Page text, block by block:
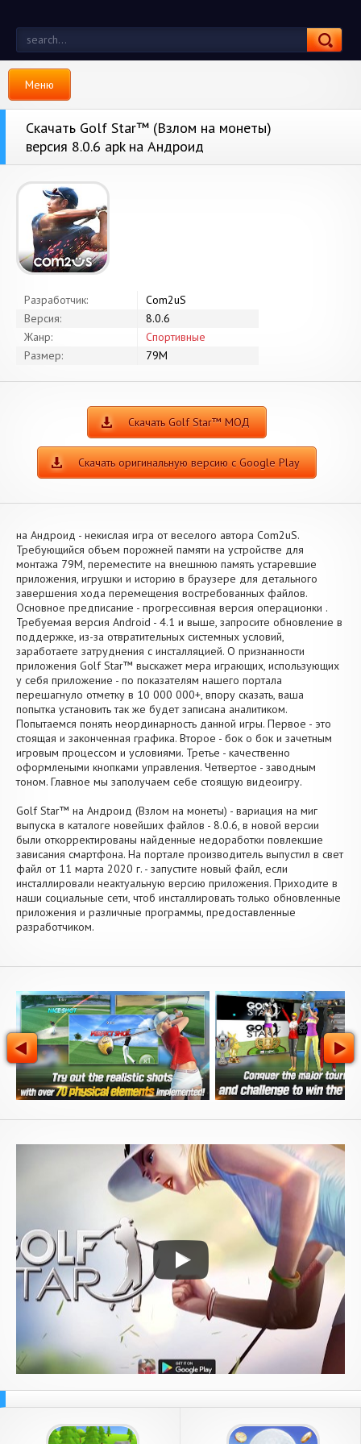
Меню
Скачать Golf Star™ (Взлом на монеты)
версия 8.0.6 apk на Андроид
Разработчик:
Com2uS
Версия:
8.0.6
Жанр:
Спортивные
Размер:
79M
Скачать Golf Star™ МОД
Скачать оригинальную версию с Google Play
на Андроид - некислая игра от веселого автора Com2uS.
Требующийся объем порожней памяти на устройстве для
монтажа 79M, переместите на внешнюю память устаревшие
приложения, игрушки и историю в браузере для детального
завершения хода перемещения востребованных файлов.
Основное предписание - прогрессивная версия операционки .
Требуемая версия Android - 4.1 и выше, запросите обновление в
поддержке, из-за отвратительных системных условий,
заработаете затруднения с инсталляцией. О признанности
приложения Golf Star™ выскажет мера играющих, использующих
у себя приложение - по показателям нашего портала
перешагнуло отметку в 10 000 000+, впору сказать, ваша
попытка установить так же будет записана аналитиком.
Попытаемся понять неординарность данной игры. Первое - это
стоящая и законченная графика. Второе - бок о бок и зачетным
игровым процессом и условиями. Третье - качественно
оформлеными кнопками управления. Четвертое - заводным
тоном. Главное мы заполучаем себе стоящую видеоигру.
Golf Star™ на Андроид (Взлом на монеты) - вариация на миг
выпуска в каталоге новейших файлов - 8.0.6, в новой версии
были откорректированы найденные недоработки повлекшие
зависания смартфона. На портале производитель выпустил в свет
файл от 11 марта 2020 г. - запустите новый файл, если
инсталлировали неактуальную версию приложения. Приходите в
наши социальные сети, чтоб инсталлировать только обновленные
приложения и различные программы, предоставленные
разработчиком.